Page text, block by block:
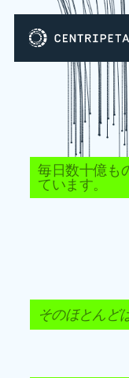
毎日数十億も
ています。
そのほとんど